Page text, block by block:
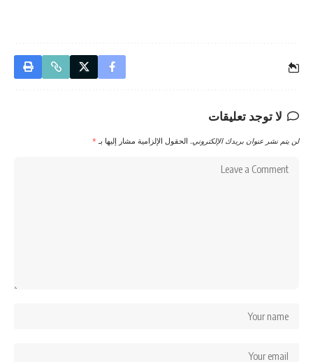
لا توجد تعليقات
لن يتم نشر عنوان بريدك الإلكتروني. الحقول الإلزامية مشار إليها بـ *